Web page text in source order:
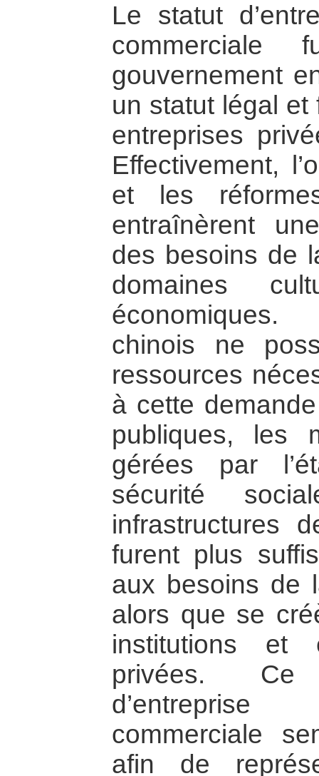
Le statut
gouvernement
un statut légal
entreprises
Effectivement,
et les
entraînèrent
des besoins de
domaines
chinois ne
ressources
à cette
publiques, les
gérées par
sécurité
infrastructures
furent plus
aux besoins de
alors que se
institutions et
privées. Ce
commerciale
afin de